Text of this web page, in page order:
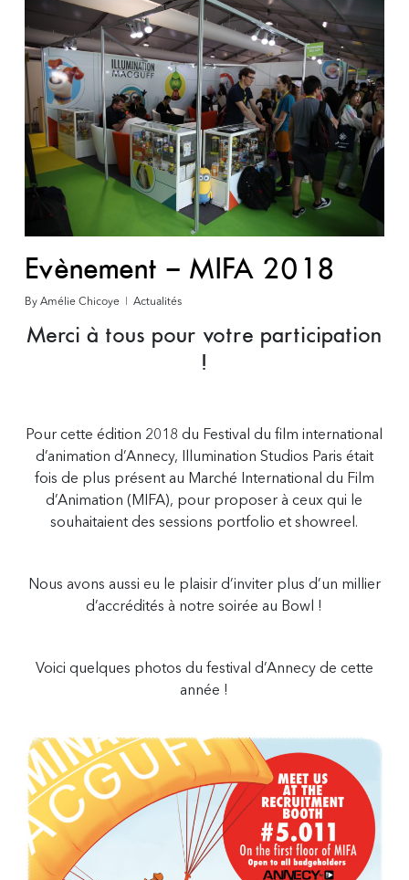
Evènement – MIFA 2018
By Amélie Chicoye Actualités
Merci à tous pour votre participation
!
Pour cette édition 2018 du Festival du film international
d’animation d’Annecy, Illumination Studios Paris était
fois de plus présent au Marché International du Film
d’Animation (MIFA), pour proposer à ceux qui le
souhaitaient des sessions portfolio et showreel.
Nous avons aussi eu le plaisir d’inviter plus d’un millier
d’accrédités à notre soirée au Bowl !
Voici quelques photos du festival d’Annecy de cette
année !